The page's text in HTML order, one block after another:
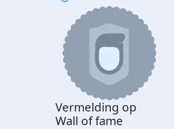
Vermelding op
Wall of fame